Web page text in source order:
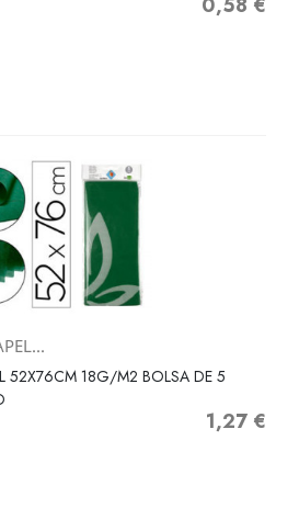
Precio
0,58 €
52X76CM 18G/M2 BOLSA DE 5
Precio
1,27 €